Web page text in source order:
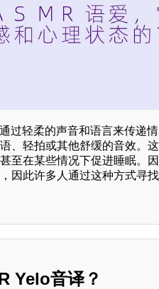
过轻柔的声音和语言来传递
、轻拍或其他舒缓的音效。
至在某些情况下促进睡眠。
因此许多人通过这种方式寻
Yelo音译？